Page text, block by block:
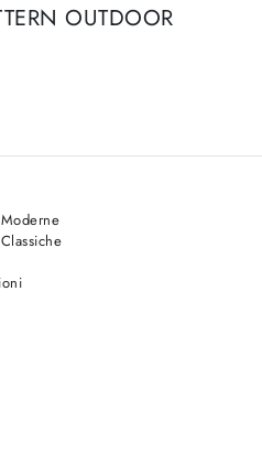
OUTDOOR